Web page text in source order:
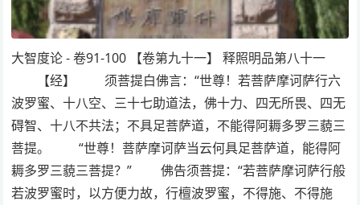
大智度论 - 卷91-100 【卷第九十一】 释照明品第八十一
【经】 须菩提白佛言：“世尊！若菩萨摩诃萨行六
波罗蜜、十八空、三十七助道法，佛十力、四无所畏、四无
碍智、十八不共法；不具足菩萨道，不能得阿耨多罗三藐三
菩提。 “世尊！菩萨摩诃萨当云何具足菩萨道，能得阿
耨多罗三藐三菩提？” 佛告须菩提：“若菩萨摩诃萨行般
若波罗蜜时，以方便力故，行檀波罗蜜，不得施、不得施